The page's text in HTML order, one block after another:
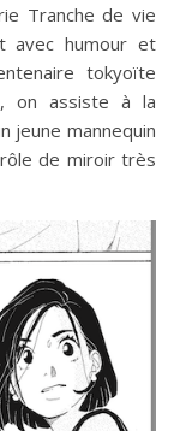
Tranche de vie
avec humour et
tokyoïte
on assiste à la
jeune mannequin
de miroir très